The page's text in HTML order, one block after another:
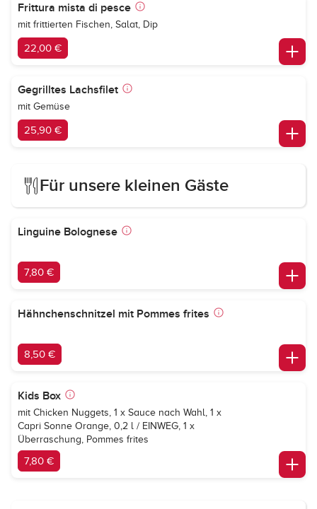
Frittura mista di pesce
mit frittierten Fischen, Salat, Dip
22,00 €
Gegrilltes Lachsfilet
mit Gemüse
25,90 €
Für unsere kleinen Gäste
Linguine Bolognese
7,80 €
Hähnchenschnitzel mit Pommes frites
8,50 €
Kids Box
mit Chicken Nuggets, 1 x Sauce nach Wahl, 1 x
Capri Sonne Orange, 0,2 l / EINWEG, 1 x
Überraschung, Pommes frites
7,80 €